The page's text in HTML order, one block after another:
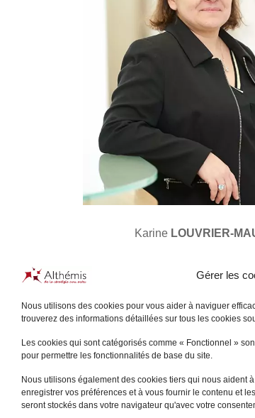
Gérer les
Nous utilisons des cookies pour vous aider à naviguer
trouverez des informations détaillées sur tous les cookies
Les cookies qui sont catégorisés comme « Fonctionnel »
pour permettre les fonctionnalités de base du site.
Nous utilisons également des cookies tiers qui nous aident
enregistrer vos préférences et à vous fournir le contenu et
seront stockés dans votre navigateur qu'avec votre
Karine LOUVRIER-